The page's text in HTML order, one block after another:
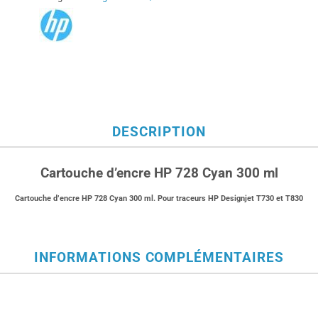
DESCRIPTION
Cartouche d’encre HP 728 Cyan 300 ml
Cartouche d’encre HP 728 Cyan 300 ml. Pour traceurs HP Designjet T730 et T830
INFORMATIONS COMPLÉMENTAIRES